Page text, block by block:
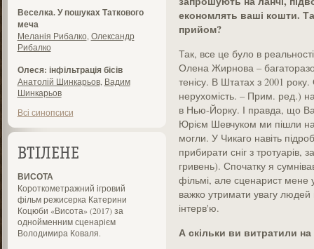
Веселка. У пошуках Таткового
меча
Меланія Рибалко Олександр
Рибалко
Олеся: інфільтрація бісів
Анатолій Шинкарьов, Вадим
Шинкарьов
Всі синопсиси
ВТІЛЕНЕ
ВИСОТА
Короткометражний ігровий
фільм режисерка Катерини
Коцюби «Висота» (2017) за
однойменним сценарієм
Володимира Коваля.
економлять ваші кошти.
прийом?
Так, все це було в
Олена Жирнова –
тенісу. В Штатах з 2001
нерухомість. – Прим. ред.)
в Нью-Йорку. І правда, що
Юрієм Шевчуком ми пішли
могли. У Чикаго навіть
прибирати сніг з
гривень). Спочатку я
фільмі, але сценарист
важко утримати увагу людей
інтерв'ю.
А скільки ви витратили